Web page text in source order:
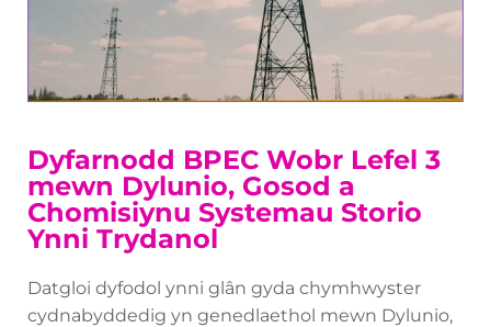
Dyfarnodd BPEC Wobr Lefel 3
mewn Dylunio, Gosod a
Chomisiynu Systemau Storio
Ynni Trydanol
Datgloi dyfodol ynni glân gyda chymhwyster
cydnabyddedig yn genedlaethol mewn Dylunio,